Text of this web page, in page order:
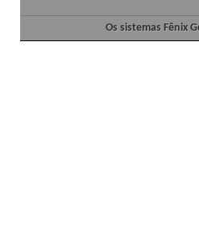
Os sistemas Fênix